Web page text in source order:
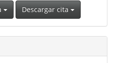
Descargar cita